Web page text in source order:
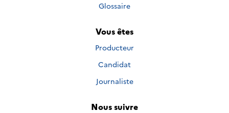
Glossaire
Vous êtes
Producteur
Candidat
Journaliste
Nous suivre